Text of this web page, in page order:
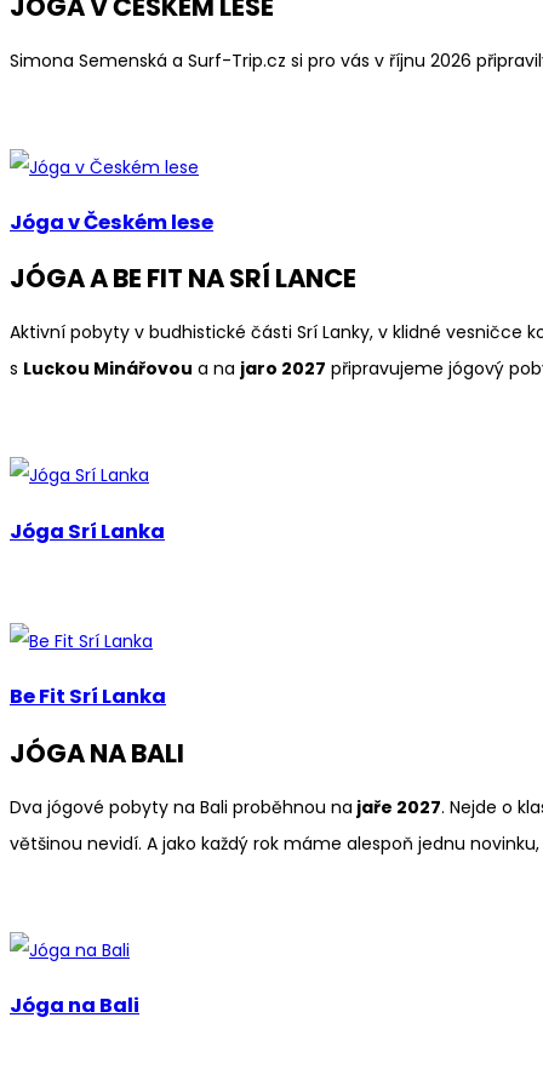
Simona Semenská a Surf-Trip.cz si pro vás v říjnu 2026
Jóga v Českém lese
JÓGA A BE FIT NA SRÍ LANCE
Aktivní pobyty v budhistické části Srí Lanky, v klidné vesničce
s Luckou Minářovou a na jaro 2027 připravujeme jógový
Jóga Srí Lanka
Be Fit Srí Lanka
JÓGA NA BALI
Dva jógové pobyty na Bali proběhnou na jaře 2027. Nejde o
většinou nevidí. A jako každý rok máme alespoň jednu
Jóga na Bali